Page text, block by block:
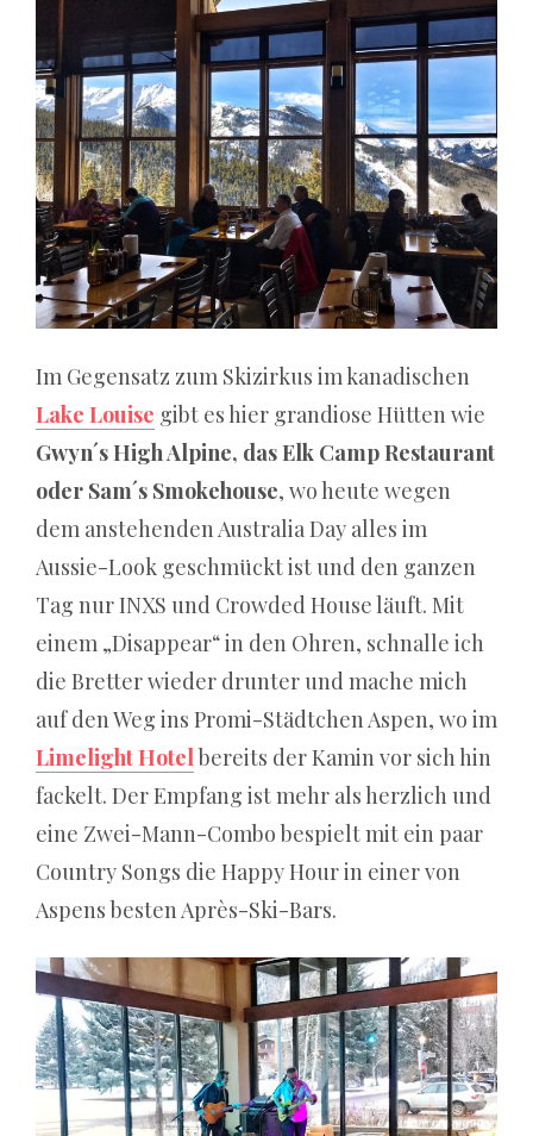
von
Badminton
bis
zu
diesem
Jahr
verwendet
wird,
niemals
Roulette
alles
verloren
Online
Casino
Verspielt
Wie
man
selbst
Schnäppchen
verkauft
Diese
Spins
sind
für
Im Gegensatz zum Skizirkus im kanadischen
Lake Louise gibt es hier grandiose Hütten wie
Gwyn´s High Alpine, das Elk Camp Restaurant
oder Sam´s Smokehouse, wo heute wegen
dem anstehenden Australia Day alles im
Aussie-Look geschmückt ist und den ganzen
Tag nur INXS und Crowded House läuft. Mit
einem „Disappear“ in den Ohren, schnalle ich
die Bretter wieder drunter und mache mich
auf den Weg ins Promi-Städtchen Aspen, wo im
Limelight Hotelbereits der Kamin vor sich hin
fackelt. Der Empfang ist mehr als herzlich und
eine Zwei-Mann-Combo bespielt mit ein paar
Country Songs die Happy Hour in einer von
Aspens besten Après-Ski-Bars.